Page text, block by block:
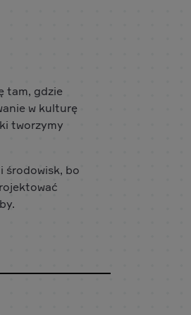
tam, gdzie
w kulturę
tworzymy
środowisk, bo